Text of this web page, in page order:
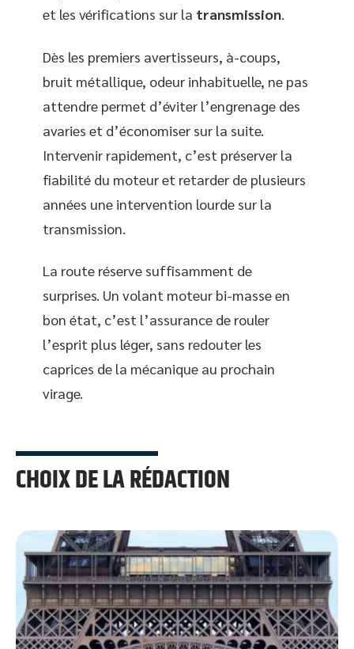
et les vérifications sur la transmission.
Dès les premiers avertisseurs, à-coups,
bruit métallique, odeur inhabituelle, ne pas
attendre permet d’éviter l’engrenage des
avaries et d’économiser sur la suite.
Intervenir rapidement, c’est préserver la
fiabilité du moteur et retarder de plusieurs
années une intervention lourde sur la
transmission.
La route réserve suffisamment de
surprises. Un volant moteur bi-masse en
bon état, c’est l’assurance de rouler
l’esprit plus léger, sans redouter les
caprices de la mécanique au prochain
virage.
CHOIX DE LA RÉDACTION